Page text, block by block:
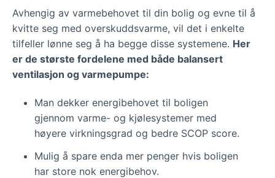
Avhengig av varmebehovet til din bolig og evne til å
kvitte seg med overskuddsvarme, vil det i enkelte
tilfeller lønne seg å ha begge disse systemene. Her
er de største fordelene med både balansert
ventilasjon og varmepumpe:
Man dekker energibehovet til boligen
gjennom varme- og kjølesystemer med
høyere virkningsgrad og bedre SCOP score.
Mulig å spare enda mer penger hvis boligen
har store nok energibehov.